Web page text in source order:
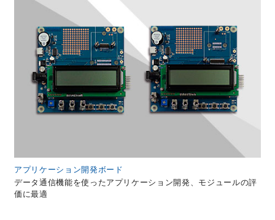
アプリケーション開発ボード
データ通信機能を使ったアプリケーション開発、モジュールの評
価に最適